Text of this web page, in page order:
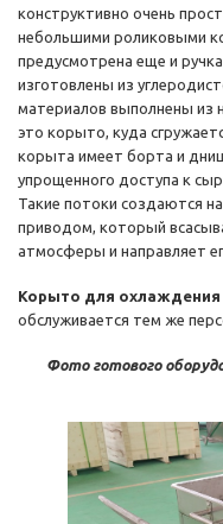
конструктивно очень
небольшими роликовыми
предусмотрена еще и
изготовлены из
материалов выполнены из
это корыто, куда
корыта имеет борта и
упрощенного доступа к
Такие потоки создаются
приводом, который
атмосферы и направляет
Корыто для охлаждения
обслуживается тем же
Фото готового